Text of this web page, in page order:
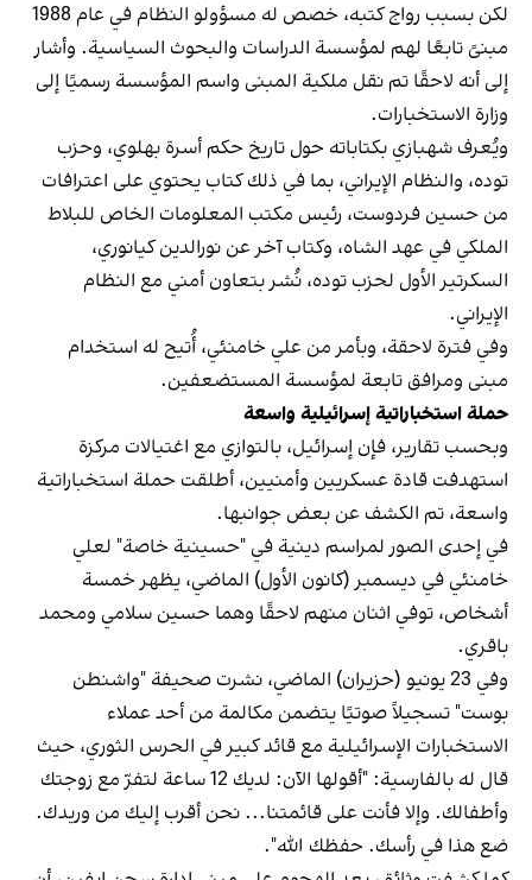
لكن بسبب رواج كتبه، خصص له مسؤولو النظام في عام 1988
مبنىً تابعًا لهم لمؤسسة الدراسات والبحوث السياسية. وأشار
إلى أنه لاحقًا تم نقل ملكية المبنى واسم المؤسسة رسميًا إلى
وزارة الاستخبارات.
ويُعرف شهبازي بكتاباته حول تاريخ حكم أسرة بهلوي، وحزب
توده، والنظام الإيراني، بما في ذلك كتاب يحتوي على اعترافات
من حسين فردوست، رئيس مكتب المعلومات الخاص للبلاط
الملكي في عهد الشاه، وكتاب آخر عن نورالدين كيانوري،
السكرتير الأول لحزب توده، نُشر بتعاون أمني مع النظام
الإيراني.
وفي فترة لاحقة، وبأمر من علي خامنئي، أُتيح له استخدام
مبنى ومرافق تابعة لمؤسسة المستضعفين.
حملة استخباراتية إسرائيلية واسعة
وبحسب تقارير، فإن إسرائيل، بالتوازي مع اغتيالات مركزة
استهدفت قادة عسكريين وأمنيين، أطلقت حملة استخباراتية
واسعة، تم الكشف عن بعض جوانبها.
في إحدى الصور لمراسم دينية في "حسينية خاصة" لعلي
خامنئي في ديسمبر (كانون الأول) الماضي، يظهر خمسة
أشخاص، توفي اثنان منهم لاحقًا وهما حسين سلامي ومحمد
باقري.
وفي 23 يونيو (حزيران) الماضي، نشرت صحيفة "واشنطن
بوست" تسجيلاً صوتيًا يتضمن مكالمة من أحد عملاء
الاستخبارات الإسرائيلية مع قائد كبير في الحرس الثوري، حيث
قال له بالفارسية: "أقولها الآن: لديك 12 ساعة لتفرّ مع زوجتك
وأطفالك. وإلا فأنت على قائمتنا... نحن أقرب إليك من وريدك.
ضع هذا في رأسك. حفظك الله".